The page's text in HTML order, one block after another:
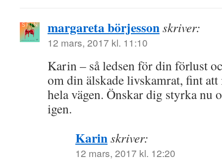
margareta börjessonskriver:
12 mars, 2017 kl. 11:10
Karin – så ledsen för din förlust
om din älskade livskamrat, fint
hela vägen. Önskar dig styrka nu
igen.
Karinskriver:
12 mars, 2017 kl. 12:20